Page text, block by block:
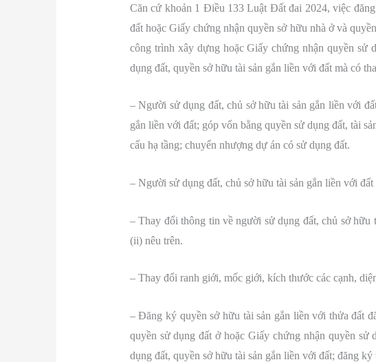
Căn cứ khoản 1 Điều 133 Luật Đất đai 2024, việc
đất hoặc Giấy chứng nhận quyền sở hữu nhà ở và
công trình xây dựng hoặc Giấy chứng nhận quyền sử
dụng đất, quyền sở hữu tài sản gắn liền với đất mà có
– Người sử dụng đất, chủ sở hữu tài sản gắn liền với
gắn liền với đất; góp vốn bằng quyền sử dụng đất, tài
cấu hạ tầng; chuyển nhượng dự án có sử dụng đất.
– Người sử dụng đất, chủ sở hữu tài sản gắn liền với
– Thay đổi thông tin về người sử dụng đất, chủ sở
(ii) nêu trên.
– Thay đổi ranh giới, mốc giới, kích thước các cạnh,
– Đăng ký quyền sở hữu tài sản gắn liền với thửa đất
quyền sử dụng đất ở hoặc Giấy chứng nhận quyền
dụng đất, quyền sở hữu tài sản gắn liền với đất; đăng